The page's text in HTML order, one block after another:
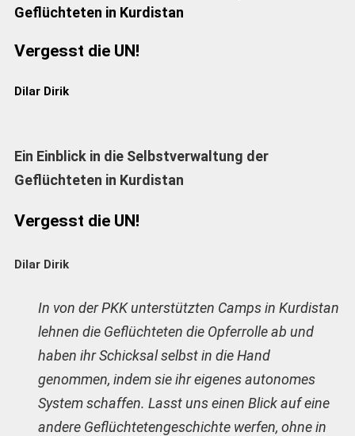
Geflüchteten in Kurdistan
Vergesst die UN!
Dilar Dirik
Ein Einblick in die Selbstverwaltung der
Geflüchteten in Kurdistan
Vergesst die UN!
Dilar Dirik
In von der PKK unterstützten Camps in Kurdistan
lehnen die Geflüchteten die Opferrolle ab und
haben ihr Schicksal selbst in die Hand
genommen, indem sie ihr eigenes autonomes
System schaffen. Lasst uns einen Blick auf eine
andere Geflüchtetengeschichte werfen, ohne in